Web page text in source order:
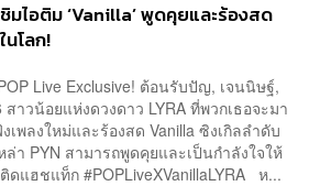
มไอติม ‘Vanilla’ พูดคุยและร้องสด
นโลก!
Live Exclusive! ต้อนรับปัญ, เจนนิษฐ์,
าวน้อยแห่งดวงดาว LYRA ที่พวกเธอจะมา
พลงใหม่และร้องสด Vanilla ซิงเกิลลำดับ
า PYN สามารถพูดคุยและเป็นกำลังใจให้
ดแฮชแท็ก #POPLiveXVanillaLYRA ห...